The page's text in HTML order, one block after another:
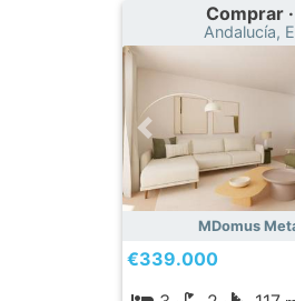
Comprar
Andalucía,
MDomus
€339.000